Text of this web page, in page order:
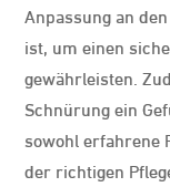
Anpassung an
ist, um einen
gewährleisten.
Schnürung ein
sowohl erfahrene
der richtigen